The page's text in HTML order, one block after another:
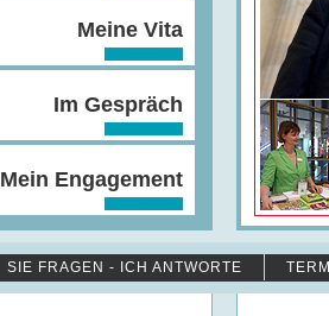
Meine Vita
Im Gespräch
Mein Engagement
SIE FRAGEN - ICH ANTWORTE